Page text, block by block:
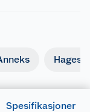
Spesifikasjoner